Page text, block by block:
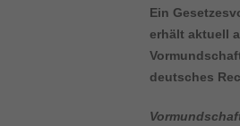
Ein
erhält aktuell
deutsches